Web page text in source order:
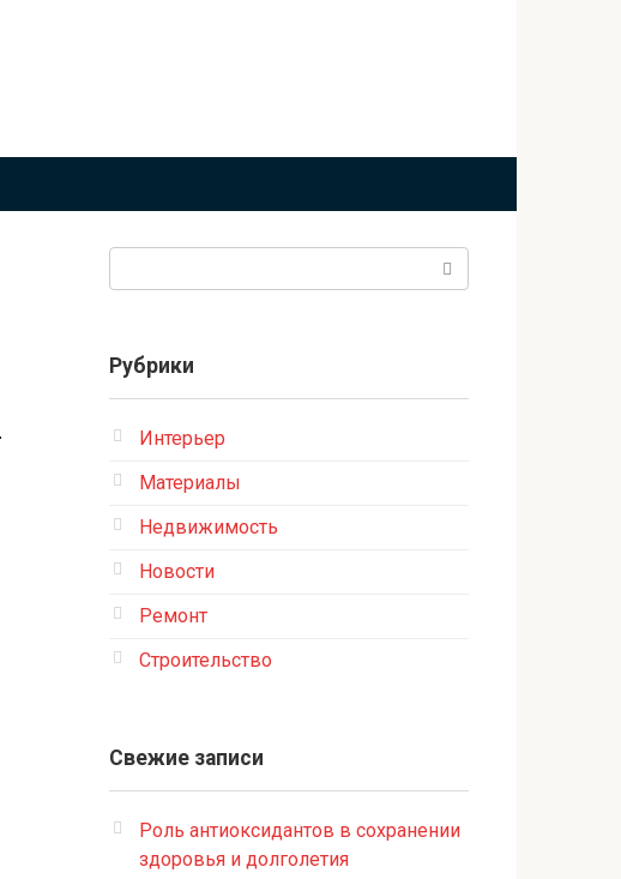
Рубрики
Интерьер
Материалы
Недвижимость
Новости
Ремонт
Строительство
Свежие записи
Роль антиоксидантов в сохранении
здоровья и долголетия